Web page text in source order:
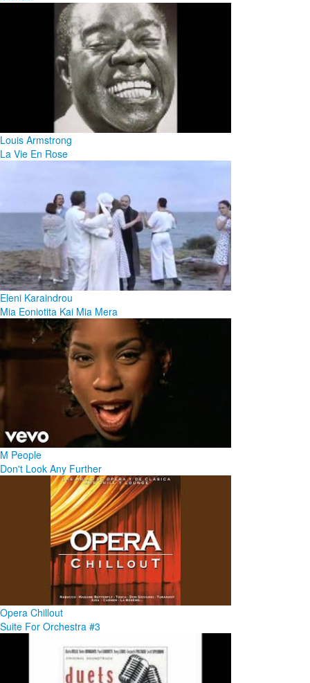
Louis Armstrong
La Vie En Rose
Eleni Karaindrou
Mia Eoniotita Kai Mia Mera
M People
Don't Look Any Further
Opera Chillout
Suite For Orchestra #3